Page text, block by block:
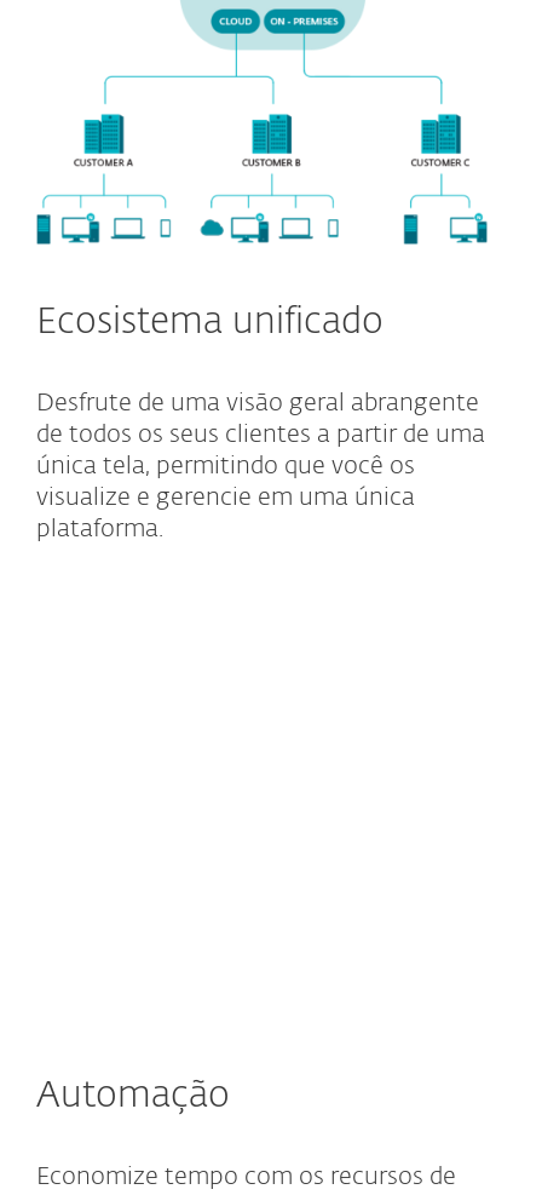
Ecosistema unificado
Desfrute de uma visão geral abrangente
de todos os seus clientes a partir de uma
única tela, permitindo que você os
visualize e gerencie em uma única
plataforma.
Automação
Economize tempo com os recursos de